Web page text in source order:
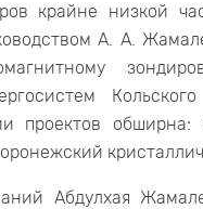
крайне низкой
А. А.
проектов
Абдулхая